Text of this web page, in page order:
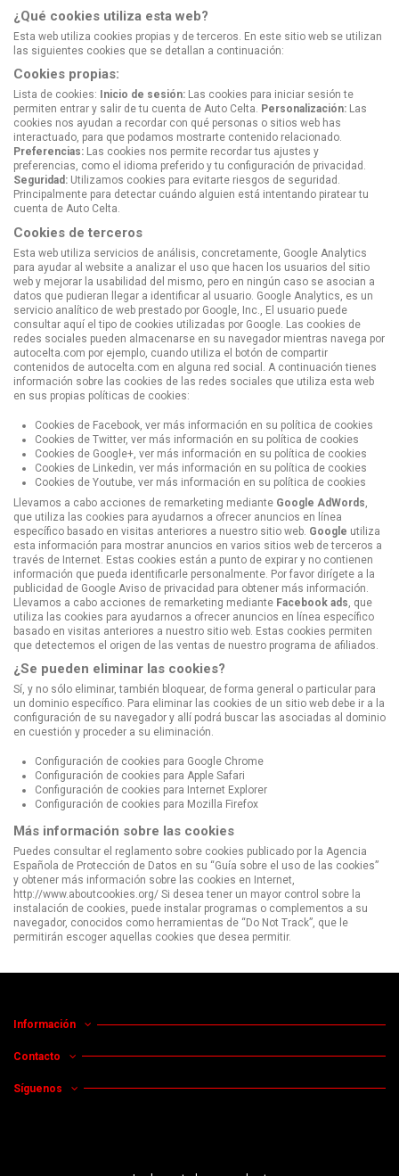
¿Qué cookies utiliza esta web?
Esta web utiliza cookies propias y de terceros. En este sitio web se utilizan
las siguientes cookies que se detallan a continuación:
Cookies propias:
Lista de cookies: Inicio de sesión: Las cookies para iniciar sesión te
permiten entrar y salir de tu cuenta de Auto Celta. Personalización: Las
cookies nos ayudan a recordar con qué personas o sitios web has
interactuado, para que podamos mostrarte contenido relacionado.
Preferencias: Las cookies nos permite recordar tus ajustes y
preferencias, como el idioma preferido y tu configuración de privacidad.
Seguridad: Utilizamos cookies para evitarte riesgos de seguridad.
Principalmente para detectar cuándo alguien está intentando piratear tu
cuenta de Auto Celta.
Cookies de terceros
Esta web utiliza servicios de análisis, concretamente, Google Analytics
para ayudar al website a analizar el uso que hacen los usuarios del sitio
web y mejorar la usabilidad del mismo, pero en ningún caso se asocian a
datos que pudieran llegar a identificar al usuario. Google Analytics, es un
servicio analítico de web prestado por Google, Inc., El usuario puede
consultar aquí el tipo de cookies utilizadas por Google. Las cookies de
redes sociales pueden almacenarse en su navegador mientras navega por
autocelta.com por ejemplo, cuando utiliza el botón de compartir
contenidos de autocelta.com en alguna red social. A continuación tienes
información sobre las cookies de las redes sociales que utiliza esta web
en sus propias políticas de cookies:
Cookies de Facebook, ver más información en su política de cookies
Cookies de Twitter, ver más información en su política de cookies
Cookies de Google+, ver más información en su política de cookies
Cookies de Linkedin, ver más información en su política de cookies
Cookies de Youtube, ver más información en su política de cookies
Llevamos a cabo acciones de remarketing mediante Google AdWords,
que utiliza las cookies para ayudarnos a ofrecer anuncios en línea
específico basado en visitas anteriores a nuestro sitio web. Google utiliza
esta información para mostrar anuncios en varios sitios web de terceros a
través de Internet. Estas cookies están a punto de expirar y no contienen
información que pueda identificarle personalmente. Por favor dirígete a la
publicidad de Google Aviso de privacidad para obtener más información.
Llevamos a cabo acciones de remarketing mediante Facebook ads, que
utiliza las cookies para ayudarnos a ofrecer anuncios en línea específico
basado en visitas anteriores a nuestro sitio web. Estas cookies permiten
que detectemos el origen de las ventas de nuestro programa de afiliados.
¿Se pueden eliminar las cookies?
Sí, y no sólo eliminar, también bloquear, de forma general o particular para
un dominio específico. Para eliminar las cookies de un sitio web debe ir a la
configuración de su navegador y allí podrá buscar las asociadas al dominio
en cuestión y proceder a su eliminación.
Configuración de cookies para Google Chrome
Configuración de cookies para Apple Safari
Configuración de cookies para Internet Explorer
Configuración de cookies para Mozilla Firefox
Más información sobre las cookies
Puedes consultar el reglamento sobre cookies publicado por la Agencia
Española de Protección de Datos en su “Guía sobre el uso de las cookies”
y obtener más información sobre las cookies en Internet,
http://www.aboutcookies.org/ Si desea tener un mayor control sobre la
instalación de cookies, puede instalar programas o complementos a su
navegador, conocidos como herramientas de “Do Not Track”, que le
permitirán escoger aquellas cookies que desea permitir.
Información
Contacto
Síguenos